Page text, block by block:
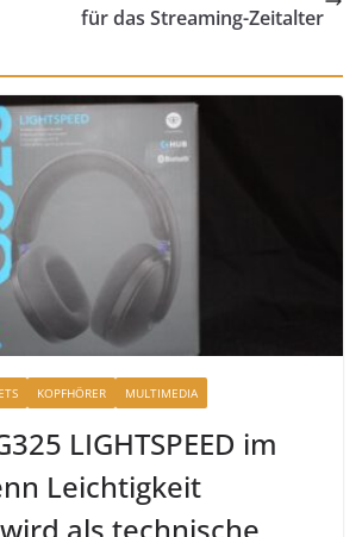
für das Streaming-Zeitalter
KOPFHÖRER MULTIMEDIA
LIGHTSPEED im
Leichtigkeit